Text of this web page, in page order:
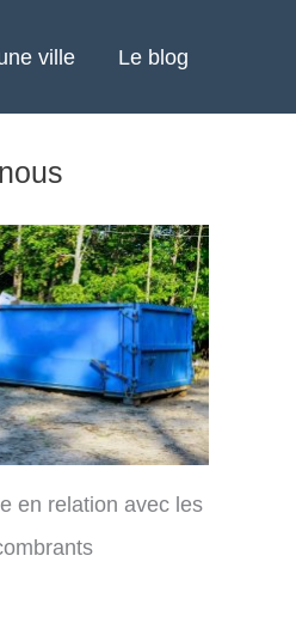
ville Le blog
en relation avec les